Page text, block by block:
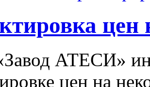
цен
АТЕСИ»
цен на